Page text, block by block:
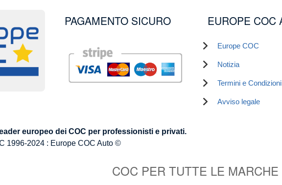
PAGAMENTO SICURO EUROPE COC
Europe COC
Notizia
Termini e Condizioni
Avviso legale
europeo dei COC per professionisti e privati.
1996-2024 : Europe COC Auto ©
COC PER TUTTE LE MARCHE